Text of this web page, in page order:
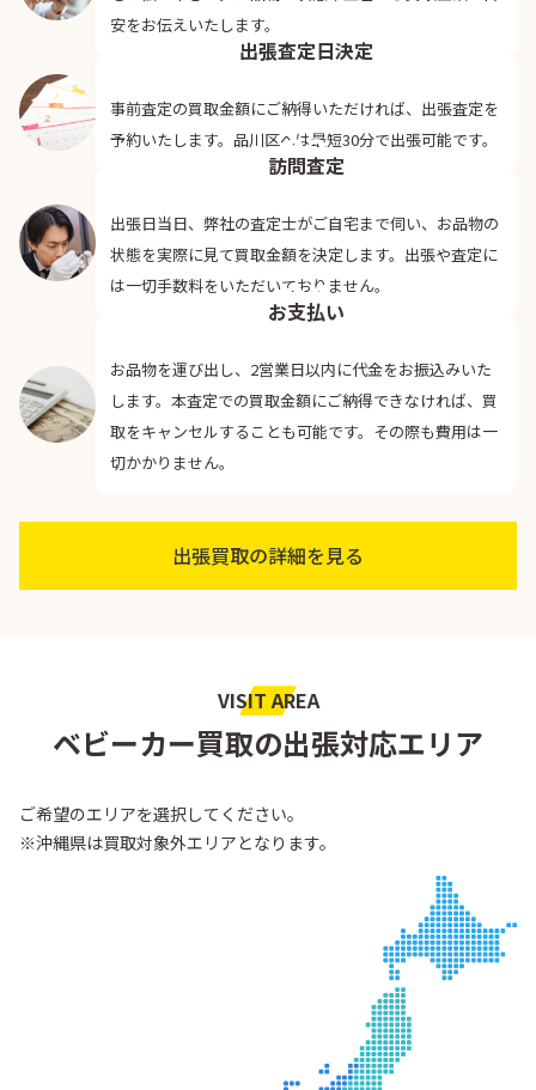
安をお伝えいたします。
02
出張査定日決定
事前査定の買取金額にご納得いただければ、出張査定を
予約いたします。品川区へは最短30分で出張可能です。
03
訪問査定
出張日当日、弊社の査定士がご自宅まで伺い、お品物の
状態を実際に見て買取金額を決定します。出張や査定に
は一切手数料をいただいておりません。
04
お支払い
お品物を運び出し、2営業日以内に代金をお振込みいた
します。本査定での買取金額にご納得できなければ、買
取をキャンセルすることも可能です。その際も費用は一
切かかりません。
出張買取の詳細を見る
VISIT AREA
ベビーカー買取の出張対応エリア
ご希望のエリアを選択してください。
※沖縄県は買取対象外エリアとなります。